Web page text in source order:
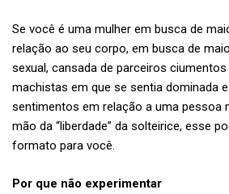
Se você é uma mulher em busca de
relação ao seu corpo, em busca de
sexual, cansada de parceiros
machistas em que se sentia dominada
sentimentos em relação a uma pessoa
mão da “liberdade” da solteirice, esse
formato para você.
Por que não experimentar